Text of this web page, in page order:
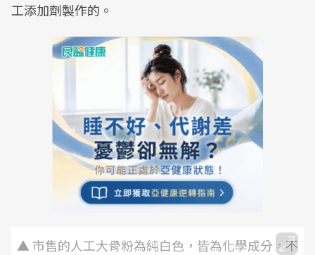
工添加劑製作的。
▲ 市售的人工大骨粉為純白色，皆為化學成分，不